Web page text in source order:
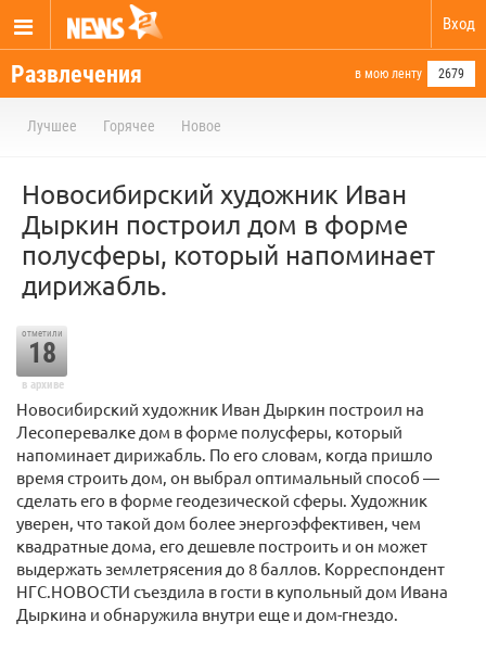
Вход
Развлечения в мою ленту 2679
Лучшее Горячее Новое
Новосибирский художник Иван
Дыркин построил дом в форме
полусферы, который напоминает
дирижабль.
отметили
18
в архиве
Новосибирский художник Иван Дыркин построил на
Лесоперевалке дом в форме полусферы, который
напоминает дирижабль. По его словам, когда пришло
время строить дом, он выбрал оптимальный способ —
сделать его в форме геодезической сферы. Художник
уверен, что такой дом более энергоэффективен, чем
квадратные дома, его дешевле построить и он может
выдержать землетрясения до 8 баллов. Корреспондент
НГС.НОВОСТИ съездила в гости в купольный дом Ивана
Дыркина и обнаружила внутри еще и дом-гнездо.